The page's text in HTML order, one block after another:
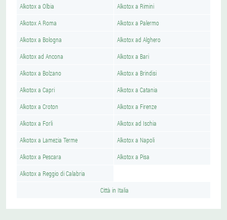
Alkotox a Olbia Alkotox a Rimini
Alkotox A Roma Alkotox a Palermo
Alkotox a Bologna Alkotox ad Alghero
Alkotox ad Ancona Alkotox a Bari
Alkotox a Bolzano Alkotox a Brindisi
Alkotox a Capri Alkotox a Catania
Alkotox a Croton Alkotox a Firenze
Alkotox a Forli Alkotox ad Ischia
Alkotox a Lamezia Terme Alkotox a Napoli
Alkotox a Pescara Alkotox a Pisa
Alkotox a Reggio di Calabria
Città in Italia